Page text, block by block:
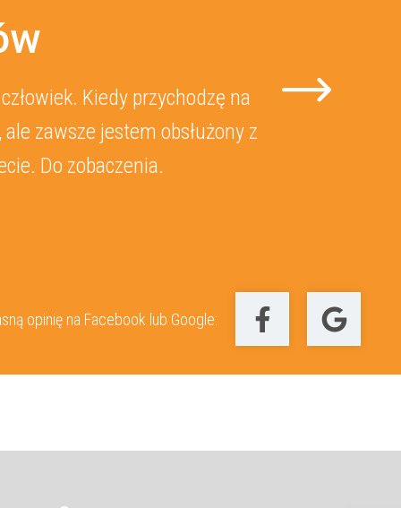
Pani Doktor jest najlepsza
Kingę-profesjonalna
opinię na Facebook lub Google: